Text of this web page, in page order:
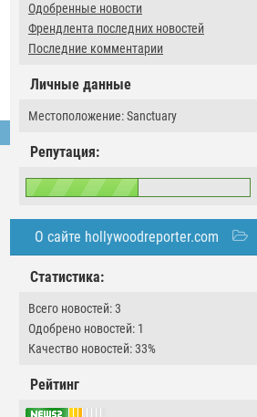
Одобренные новости
Френдлента последних новостей
Последние комментарии
Личные данные
Местоположение: Sanctuary
Репутация:
О сайте hollywoodreporter.com
Статистика:
Всего новостей: 3
Одобрено новостей: 1
Качество новостей: 33%
Рейтинг